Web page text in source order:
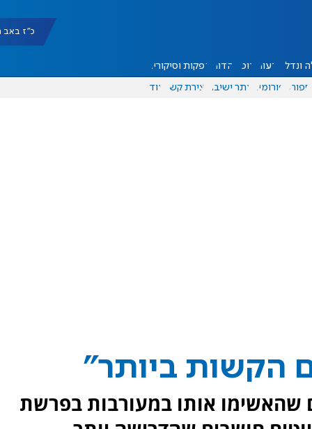
כ"ז באב
ונדל"ן דעות אוכל יהדות הפקות וסיקורים
ספורט פורומים אתר ישיבה יצירת קשר עוד
הקשות ביותר"
אותו במעורבות בפרשת